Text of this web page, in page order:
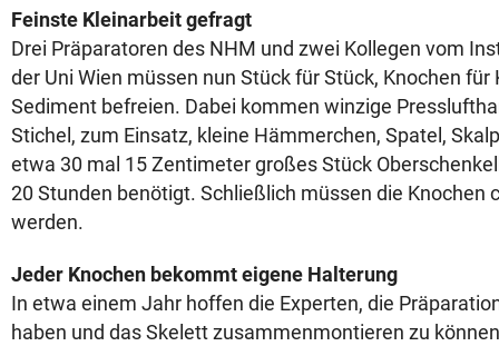
Feinste Kleinarbeit gefragt
Drei Präparatoren des NHM und zwei Kollegen vom
der Uni Wien müssen nun Stück für Stück, Knochen für
Sediment befreien. Dabei kommen winzige
Stichel, zum Einsatz, kleine Hämmerchen, Spatel,
etwa 30 mal 15 Zentimeter großes Stück
20 Stunden benötigt. Schließlich müssen die Knochen
werden.
Jeder Knochen bekommt eigene Halterung
In etwa einem Jahr hoffen die Experten, die
haben und das Skelett zusammenmontieren zu